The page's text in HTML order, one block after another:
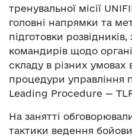
тренувальної місії
головні напрямки та
підготовки
командирів щодо
складу в різних умовах
процедури управління
Leading Procedure —
На занятті
тактики ведення